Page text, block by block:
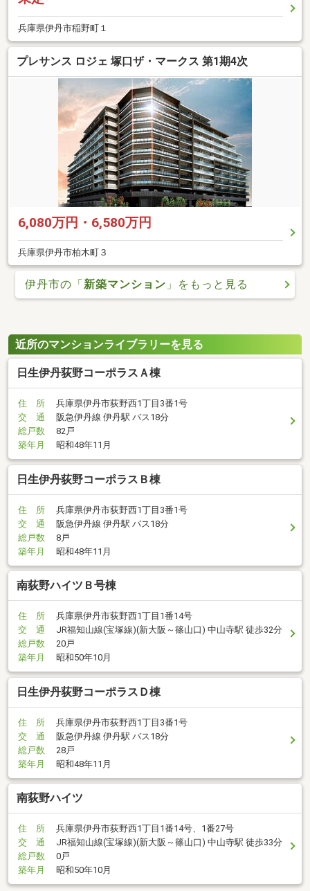
兵庫県伊丹市稲野町１
プレサンス ロジェ 塚口ザ・マークス 第1期4次
6,080万円・6,580万円
兵庫県伊丹市柏木町３
伊丹市の「 新築マンション 」をもっと見る
近所のマンションライブラリーを見る
日生伊丹荻野コーポラスＡ棟
住 所
兵庫県伊丹市荻野西1丁目3番1号
交 通
阪急伊丹線 伊丹駅 バス18分
総戸数
82戸
築年月
昭和48年11月
日生伊丹荻野コーポラスＢ棟
住 所
兵庫県伊丹市荻野西1丁目3番1号
交 通
阪急伊丹線 伊丹駅 バス18分
総戸数
8戸
築年月
昭和48年11月
南荻野ハイツＢ号棟
住 所
兵庫県伊丹市荻野西1丁目1番14号
交 通
JR福知山線(宝塚線)(新大阪～篠山口) 中山寺駅 徒歩32分
総戸数
20戸
築年月
昭和50年10月
日生伊丹荻野コーポラスＤ棟
住 所
兵庫県伊丹市荻野西1丁目3番1号
交 通
阪急伊丹線 伊丹駅 バス18分
総戸数
28戸
築年月
昭和48年11月
南荻野ハイツ
住 所
兵庫県伊丹市荻野西1丁目1番14号、1番27号
交 通
JR福知山線(宝塚線)(新大阪～篠山口) 中山寺駅 徒歩33分
総戸数
0戸
築年月
昭和50年10月